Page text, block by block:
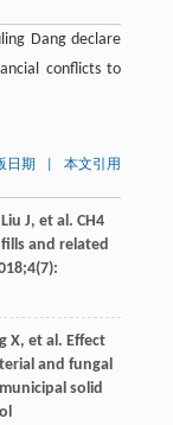
Dang declare
conflicts to
日期 本文引用
J, et al. CH4
and related
X, et al. Effect
and fungal
solid